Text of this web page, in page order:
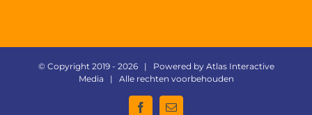
© Copyright 2019 - 2026 | Powered by Atlas Interactive
Media | Alle rechten voorbehouden
Facebook
E-